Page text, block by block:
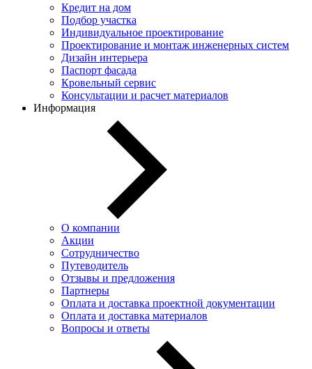
Кредит на дом
Подбор участка
Индивидуальное проектирование
Проектирование и монтаж инженерных систем
Дизайн интерьера
Паспорт фасада
Кровельный сервис
Консультации и расчет материалов
Информация
О компании
Акции
Сотрудничество
Путеводитель
Отзывы и предложения
Партнеры
Оплата и доставка проектной документации
Оплата и доставка материалов
Вопросы и ответы